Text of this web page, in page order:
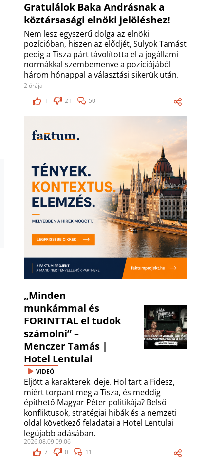
Gratulálok Baka Andrásnak a
köztársasági elnöki jelöléshez!
Nem lesz egyszerű dolga az elnöki
pozícióban, hiszen az elődjét, Sulyok Tamást
pedig a Tisza párt távolította el a jogállami
normákkal szembemenve a pozíciójából
három hónappal a választási sikerük után.
2 órája
1
21 50
„Minden
munkámmal és
FORINTTAL el tudok
számolni” –
Menczer Tamás |
Hotel Lentulai
VIDEÓ
Eljött a karakterek ideje. Hol tart a Fidesz,
miért torpant meg a Tisza, és meddig
építhető Magyar Péter politikája? Belső
konfliktusok, stratégiai hibák és a nemzeti
oldal következő feladatai a Hotel Lentulai
legújabb adásában.
2026.08.09 09:06
7
0 11